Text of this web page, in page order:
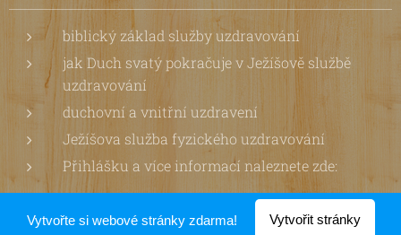
biblický základ služby uzdravování
jak Duch svatý pokračuje v Ježíšově službě
uzdravování
duchovní a vnitřní uzdravení
Ježíšova služba fyzického uzdravování
Přihlášku a více informací naleznete zde:
Vytvořte si webové stránky zdarma! Vytvořit stránky